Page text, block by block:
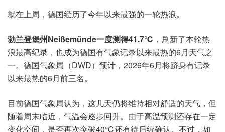
就在上周，德国经历了今年以来最强的一轮热浪。
勃兰登堡州Neißemünde一度测得41.7℃ ，刷新了本轮热
浪最高纪录，也成为德国有气象记录以来最热的6月天气之
一。德国气象局（DWD）预计，2026年6月将跻身有记录
以来最热的6月前三名。
目前德国气象局认为，这几天仍将维持相对舒适的天气，但
随着周末临近，气温会逐步回升。由于高温预测还存在一定
变化空间，是否再次突破40℃还有待后续确认。不过，如